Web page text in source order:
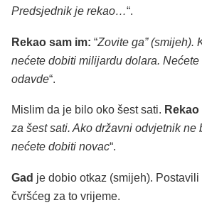
Predsjednik je rekao…“.
Rekao sam im: “Zovite ga” (smijeh).
nećete dobiti milijardu dolara.
odavde“.
Mislim da je bilo oko šest sati. Rekao
za šest sati. Ako državni odvjetnik ne
nećete dobiti novac“.
Gad je dobio otkaz (smijeh).
čvršćeg za to vrijeme.